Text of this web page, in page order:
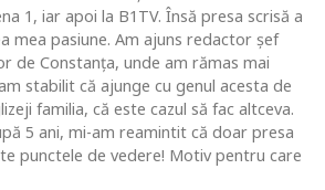
1, iar apoi la B1TV. Însă presa scrisă a
mea pasiune. Am ajuns redactor şef
de Constanţa, unde am rămas mai
stabilit că ajunge cu genul acesta de
familia, că este cazul să fac altceva.
5 ani, mi-am reamintit că doar presa
punctele de vedere! Motiv pentru care